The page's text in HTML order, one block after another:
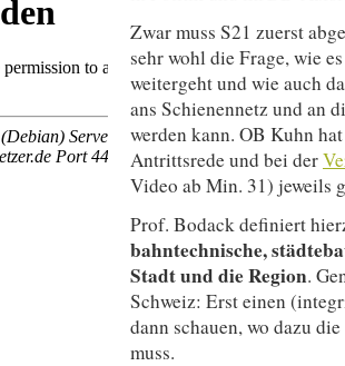
Zwar muss S21 zuerst
sehr wohl die Frage, wie
weitergeht und wie auch
ans Schienennetz und an
werden kann. OB Kuhn
Antrittsrede und bei der
Video ab Min. 31) jeweils
Prof. Bodack definiert
bahntechnische,
Stadt und die Region.
Schweiz: Erst einen
dann schauen, wo dazu
muss.